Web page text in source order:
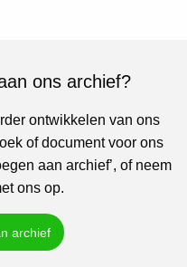
ons archief?
ontwikkelen van ons
of document voor ons
aan archief’, of neem
ons op.
archief